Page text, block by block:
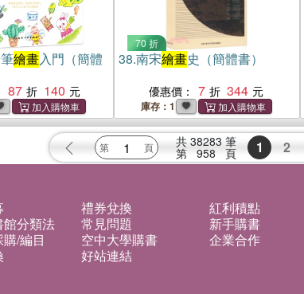
繪畫入門（簡體
87 140
70 折
38.南宋繪畫史（簡體書）
優惠價： 7 344
庫存：1
共 38283 筆
第 958 頁 1 2
禮券兌換
紅利積點
分類法
常見問題
新手購書
/編目
空中大學購書
企業合作
好站連結